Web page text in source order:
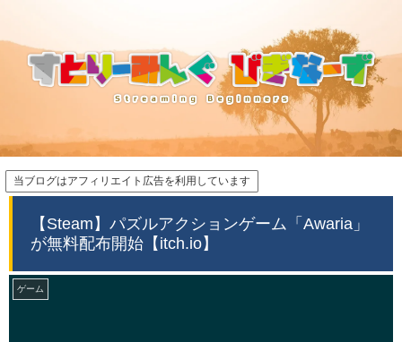
当ブログはアフィリエイト広告を利用しています
【Steam】パズルアクションゲーム「Awaria」
が無料配布開始【itch.io】
ゲーム